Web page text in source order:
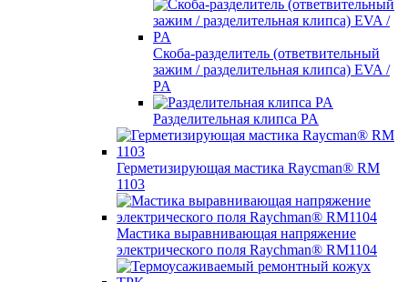
Скоба-разделитель (ответвительный
зажим / разделительная клипса) EVA /
PA
Разделительная клипса PA
Герметизирующая мастика Raycman® RM
1103
Мастика выравнивающая напряжение
электрического поля Raychman® RM1104